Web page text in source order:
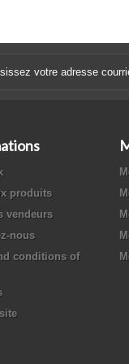
produits
vendeurs
nous
conditions of